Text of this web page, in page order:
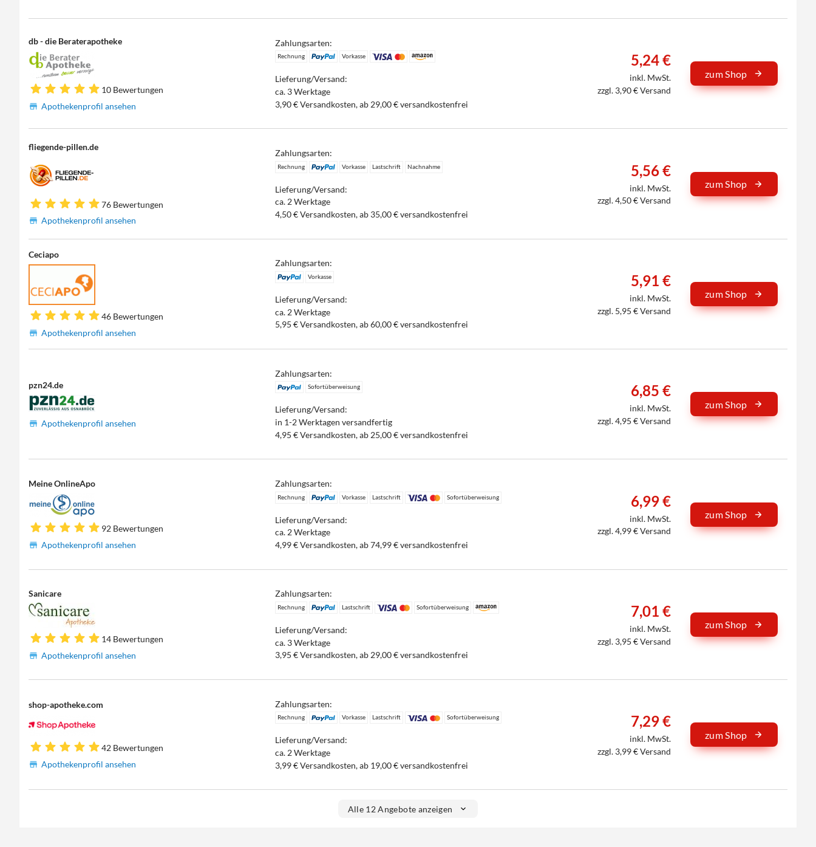
db - die Beraterapotheke
10 Bewertungen
Apothekenprofil ansehen
Zahlungsarten:
Rechnung Vorkasse
Lieferung/Versand:
ca. 3 Werktage
3,90 € Versandkosten, ab 29,00 € versandkostenfrei
5,24 €
inkl. MwSt.
zzgl. 3,90 € Versand
zum Shop
fliegende-pillen.de
76 Bewertungen
Apothekenprofil ansehen
Zahlungsarten:
Rechnung Vorkasse Lastschrift Nachnahme
Lieferung/Versand:
ca. 2 Werktage
4,50 € Versandkosten, ab 35,00 € versandkostenfrei
5,56 €
inkl. MwSt.
zzgl. 4,50 € Versand
zum Shop
Ceciapo
46 Bewertungen
Apothekenprofil ansehen
Zahlungsarten:
Vorkasse
Lieferung/Versand:
ca. 2 Werktage
5,95 € Versandkosten, ab 60,00 € versandkostenfrei
5,91 €
inkl. MwSt.
zzgl. 5,95 € Versand
zum Shop
pzn24.de
Apothekenprofil ansehen
Zahlungsarten:
Sofortüberweisung
Lieferung/Versand:
in 1-2 Werktagen versandfertig
4,95 € Versandkosten, ab 25,00 € versandkostenfrei
6,85 €
inkl. MwSt.
zzgl. 4,95 € Versand
zum Shop
Meine OnlineApo
92 Bewertungen
Apothekenprofil ansehen
Zahlungsarten:
Rechnung Vorkasse Lastschrift Sofortüberweisung
Lieferung/Versand:
ca. 2 Werktage
4,99 € Versandkosten, ab 74,99 € versandkostenfrei
6,99 €
inkl. MwSt.
zzgl. 4,99 € Versand
zum Shop
Sanicare
14 Bewertungen
Apothekenprofil ansehen
Zahlungsarten:
Rechnung Lastschrift Sofortüberweisung
Lieferung/Versand:
ca. 3 Werktage
3,95 € Versandkosten, ab 29,00 € versandkostenfrei
7,01 €
inkl. MwSt.
zzgl. 3,95 € Versand
zum Shop
shop-apotheke.com
42 Bewertungen
Apothekenprofil ansehen
Zahlungsarten:
Rechnung Vorkasse Lastschrift Sofortüberweisung
Lieferung/Versand:
ca. 2 Werktage
3,99 € Versandkosten, ab 19,00 € versandkostenfrei
7,29 €
inkl. MwSt.
zzgl. 3,99 € Versand
zum Shop
Alle 12 Angebote anzeigen